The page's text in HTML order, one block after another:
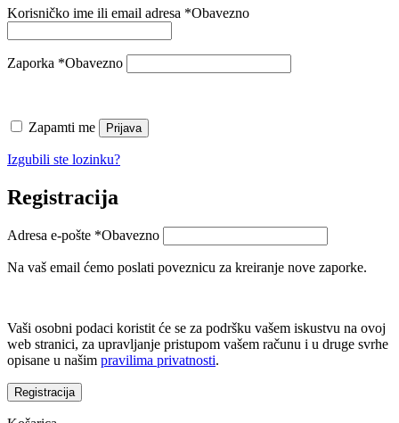
Korisničko ime ili email adresa *Obavezno
Zaporka *Obavezno
Zapamti me Prijava
Izgubili ste lozinku?
Registracija
Adresa e-pošte *Obavezno
Na vaš email ćemo poslati poveznicu za kreiranje nove zaporke.
Vaši osobni podaci koristit će se za podršku vašem iskustvu na ovoj
web stranici, za upravljanje pristupom vašem računu i u druge svrhe
opisane u našim pravilima privatnosti.
Registracija